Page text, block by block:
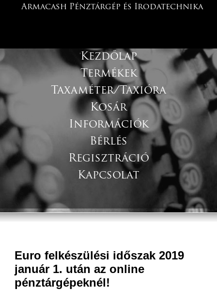
Armacash Pénztárgép és Irodatechnika
Kezdőlap
Termékek
Taxaméter/Taxióra
Kosár
Információk
Bérlés
Regisztráció
Kapcsolat
Euro felkészülési időszak 2019
január 1. után az online
pénztárgépeknél!